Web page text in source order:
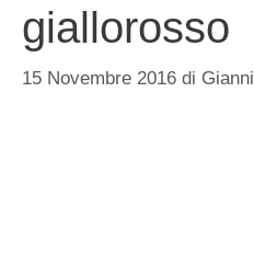
giallorosso
15 Novembre 2016 di Gianni